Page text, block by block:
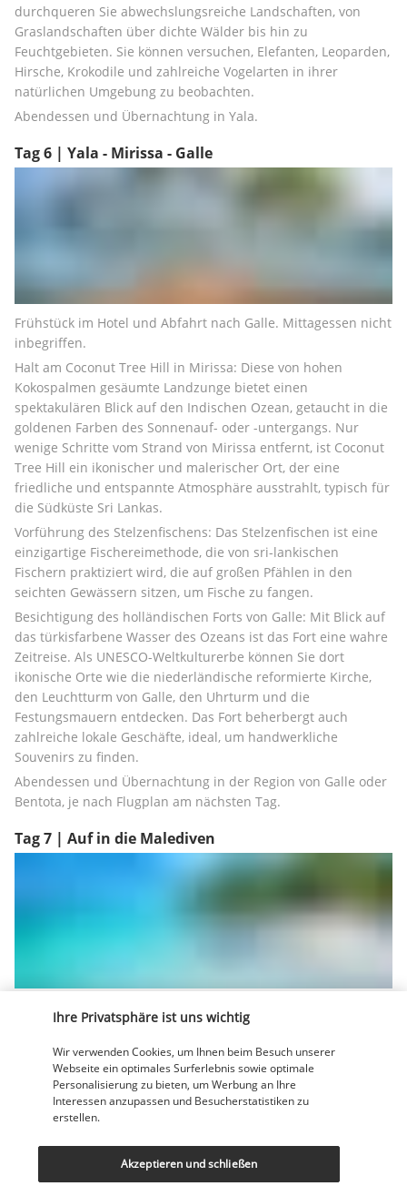
durchqueren Sie abwechslungsreiche Landschaften, von
Graslandschaften über dichte Wälder bis hin zu
Feuchtgebieten. Sie können versuchen, Elefanten, Leoparden,
Hirsche, Krokodile und zahlreiche Vogelarten in ihrer
natürlichen Umgebung zu beobachten.
Abendessen und Übernachtung in Yala.
Tag 6 | Yala - Mirissa - Galle
Frühstück im Hotel und Abfahrt nach Galle. Mittagessen nicht
inbegriffen.
Halt am Coconut Tree Hill in Mirissa: Diese von hohen
Kokospalmen gesäumte Landzunge bietet einen
spektakulären Blick auf den Indischen Ozean, getaucht in die
goldenen Farben des Sonnenauf- oder -untergangs. Nur
wenige Schritte vom Strand von Mirissa entfernt, ist Coconut
Tree Hill ein ikonischer und malerischer Ort, der eine
friedliche und entspannte Atmosphäre ausstrahlt, typisch für
die Südküste Sri Lankas.
Vorführung des Stelzenfischens: Das Stelzenfischen ist eine
einzigartige Fischereimethode, die von sri-lankischen
Fischern praktiziert wird, die auf großen Pfählen in den
seichten Gewässern sitzen, um Fische zu fangen.
Besichtigung des holländischen Forts von Galle: Mit Blick auf
das türkisfarbene Wasser des Ozeans ist das Fort eine wahre
Zeitreise. Als UNESCO-Weltkulturerbe können Sie dort
ikonische Orte wie die niederländische reformierte Kirche,
den Leuchtturm von Galle, den Uhrturm und die
Festungsmauern entdecken. Das Fort beherbergt auch
zahlreiche lokale Geschäfte, ideal, um handwerkliche
Souvenirs zu finden.
Abendessen und Übernachtung in der Region von Galle oder
Bentota, je nach Flugplan am nächsten Tag.
Tag 7 | Auf in die Malediven
Frühstück im Hotel und Abfahrt zum Flughafen Colombo.
Transfer mit dem Wasserflugzeug und/oder Schnellboot zu
Ihrem Hotel.
Mittag- und Abendessen nicht inbegriffen. Übernachtung auf
den Malediven.
Tag 8 | Tag zur freien Verfügung auf den Malediven
Ihre Privatsphäre ist uns wichtig
Wir verwenden Cookies, um Ihnen beim Besuch unserer
Webseite ein optimales Surferlebnis sowie optimale
Personalisierung zu bieten, um Werbung an Ihre
Interessen anzupassen und Besucherstatistiken zu
erstellen.
Akzeptieren und schließen